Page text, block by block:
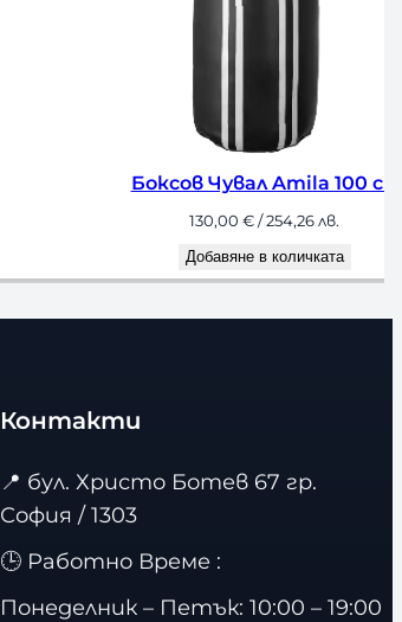
Боксов Чувал Amila 100 см
130,00€/ 254,26 лв.
Добавяне в количката
Контакти
📍 бул. Христо Ботев 67 гр.
София / 1303
🕒 Работно Време :
Понеделник – Петък: 10:00 – 19:00